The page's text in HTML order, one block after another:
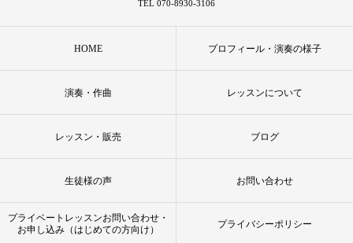
TEL 070-8930-3106
HOME プロフィール・演奏の様子
演奏・作曲 レッスンについて
レッスン・販売 ブログ
生徒様の声 お問い合わせ
プライベートレッスンお問い合わせ・
お申し込み（はじめての方向け）
プライバシーポリシー